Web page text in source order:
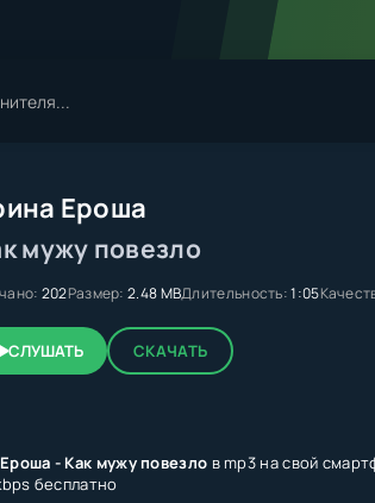
Ероша
мужу повезло
202Размер: 2.48 MBДлительность:1:05
СЛУШАТЬ СКАЧАТЬ
- Как мужу повезло в mp3 на свой
бесплатно